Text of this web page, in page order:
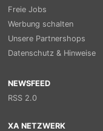
Freie Jobs
Werbung schalten
Unsere Partnershops
Datenschutz & Hinweise
NEWSFEED
RSS 2.0
XA NETZWERK